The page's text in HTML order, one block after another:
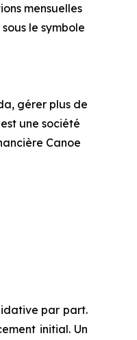
mensuelles
le symbole
gérer plus de
une société
Canoe
par part.
initial. Un